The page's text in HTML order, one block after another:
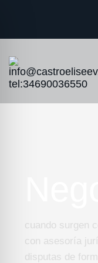
cuando surgen
con asesoría
disputas de